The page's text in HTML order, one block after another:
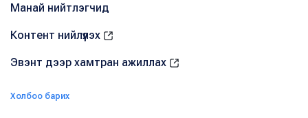
Манай нийтлэгчид
Контент нийлүүлэх
Эвэнт дээр хамтран ажиллах
Холбоо барих